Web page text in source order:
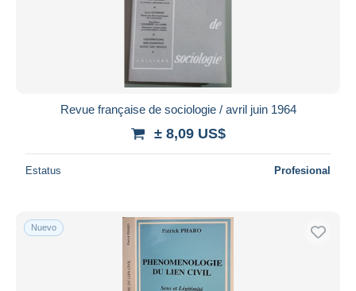
Revue française de sociologie / avril juin 1964
± 8,09 US$
Estatus Profesional
Nuevo